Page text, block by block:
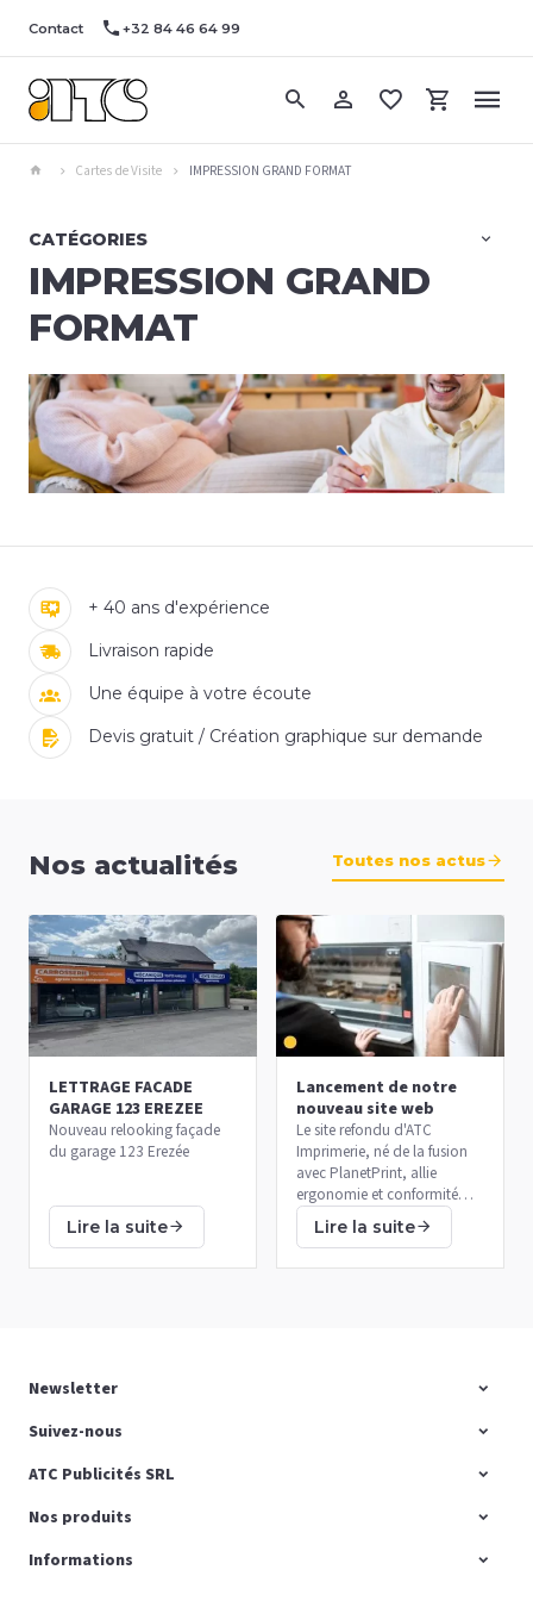
Contact +32 84 46 64 99
Cartes de Visite IMPRESSION GRAND FORMAT
CATÉGORIES
IMPRESSION GRAND
FORMAT
+ 40 ans d'expérience
Livraison rapide
Une équipe à votre écoute
Devis gratuit / Création graphique sur demande
Nos actualités Toutes nos actus
LETTRAGE FACADE
GARAGE 123 EREZEE
Nouveau relooking façade
du garage 123 Erezée
Lire la suite
Lancement de notre
nouveau site web
Le site refondu d'ATC
Imprimerie, né de la fusion
avec PlanetPrint, allie
ergonomie et conformité
GDPR, développé par E-net
Business.
Lire la suite
Newsletter
Suivez-nous
ATC Publicités SRL
Nos produits
Informations